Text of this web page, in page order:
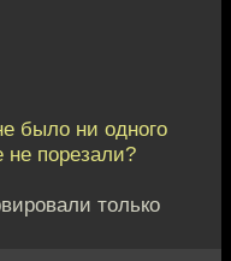
было ни одного
не порезали?
только